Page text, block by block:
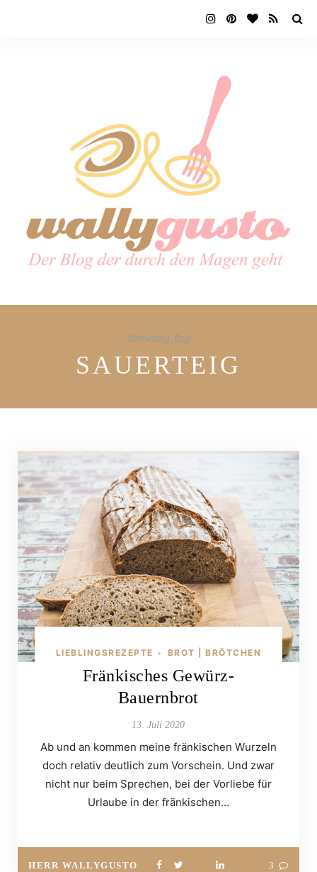
Browsing Tag
SAUERTEIG
LIEBLINGSREZEPTE • BROT | BRÖTCHEN
Fränkisches Gewürz-
Bauernbrot
13. Juli 2020
Ab und an kommen meine fränkischen Wurzeln
doch relativ deutlich zum Vorschein. Und zwar
nicht nur beim Sprechen, bei der Vorliebe für
Urlaube in der fränkischen…
HERR WALLYGUSTO 3